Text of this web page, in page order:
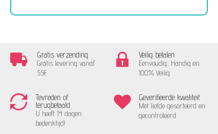
Gratis verzending
Gratis levering vanaf
55€
Veilig betalen
Eenvoudig, Handig en
100% Veilig
Tevreden of
terugbetaald
U heeft 14 dagen
bedenktijd!
Geverifieerde kwaliteit
Met liefde gesorteerd en
gecontroleerd